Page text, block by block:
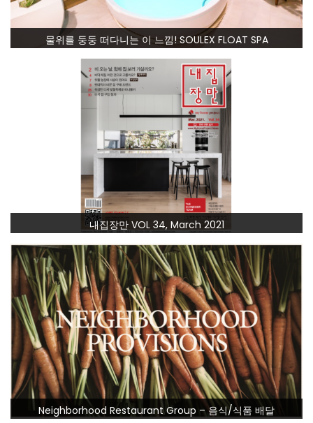
물위를 둥둥 떠다니는 이 느낌! SOULEX FLOAT SPA
내집장만 VOL 34, March 2021
Neighborhood Restaurant Group – 음식/식품 배달